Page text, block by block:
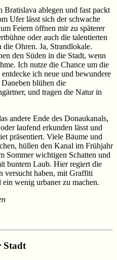
Bratislava ablegen und fast packt
Ufer lässt sich der schwache
Feiern öffnen mir zu späterer
oder auch die talentierten
Ohren. Ja, Strandlokale.
den Süden in die Stadt, wenn
Ich nutze die Chance um die
ich neue und bewundere
blühen die
und tragen die Natur in
andere Ende des Donaukanals,
laufend erkunden lässt und
präsentiert. Viele Bäume und
hüllen den Kanal im Frühjahr
Sommer wichtigen Schatten und
buntem Laub. Hier regiert die
versucht haben, mit Graffiti
wenig urbaner zu machen.
Stadt